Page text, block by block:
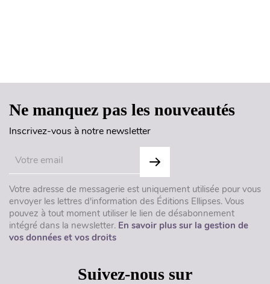
Ne manquez pas les nouveautés
Inscrivez-vous à notre newsletter
Votre adresse de messagerie est uniquement utilisée pour vous
envoyer les lettres d'information des Éditions Ellipses. Vous
pouvez à tout moment utiliser le lien de désabonnement
intégré dans la newsletter. En savoir plus sur la gestion de
vos données et vos droits
Suivez-nous sur